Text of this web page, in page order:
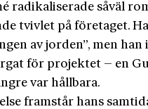
radikaliserade såväl
tvivlet på företaget.
av jorden”, men
för projektet – en
var hållbara.
framstår hans